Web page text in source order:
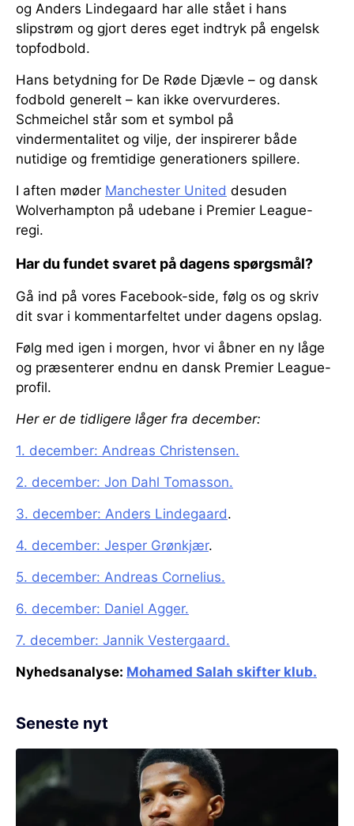
og Anders Lindegaard har alle stået i hans
slipstrøm og gjort deres eget indtryk på engelsk
topfodbold.
Hans betydning for De Røde Djævle – og dansk
fodbold generelt – kan ikke overvurderes.
Schmeichel står som et symbol på
vindermentalitet og vilje, der inspirerer både
nutidige og fremtidige generationers spillere.
I aften møder Manchester United desuden
Wolverhampton på udebane i Premier League-
regi.
Har du fundet svaret på dagens spørgsmål?
Gå ind på vores Facebook-side, følg os og skriv
dit svar i kommentarfeltet under dagens opslag.
Følg med igen i morgen, hvor vi åbner en ny låge
og præsenterer endnu en dansk Premier League-
profil.
Her er de tidligere låger fra december:
1. december: Andreas Christensen.
2. december: Jon Dahl Tomasson.
3. december: Anders Lindegaard.
4. december: Jesper Grønkjær.
5. december: Andreas Cornelius.
6. december: Daniel Agger.
7. december: Jannik Vestergaard.
Nyhedsanalyse: Mohamed Salah skifter klub.
Seneste nyt